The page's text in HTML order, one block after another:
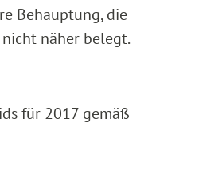
Behauptung, die
näher belegt.
für 2017 gemäß